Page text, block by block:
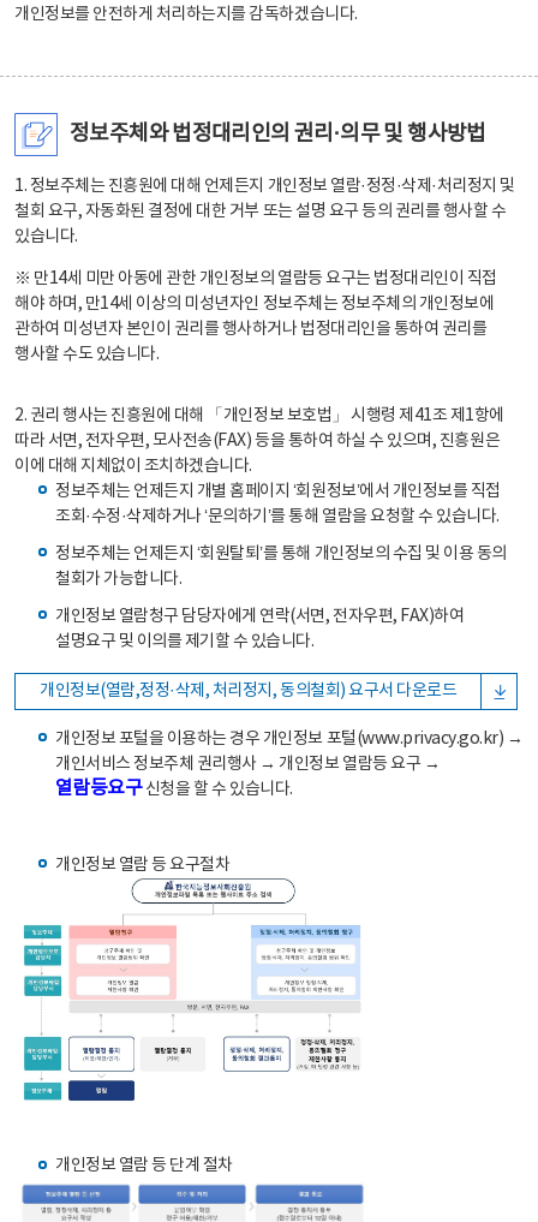
개인정보를 안전하게 처리하는지를 감독하겠습니다.
정보주체와 법정대리인의 권리·의무 및 행사방법
1. 정보주체는 진흥원에 대해 언제든지 개인정보 열람·정정·삭제·처리정지 및
철회 요구, 자동화된 결정에 대한 거부 또는 설명 요구 등의 권리를 행사할 수
있습니다.
※ 만14세 미만 아동에 관한 개인정보의 열람등 요구는 법정대리인이 직접
해야 하며, 만14세 이상의 미성년자인 정보주체는 정보주체의 개인정보에
관하여 미성년자 본인이 권리를 행사하거나 법정대리인을 통하여 권리를
행사할 수도 있습니다.
2. 권리 행사는 진흥원에 대해 「개인정보 보호법」 시행령 제41조 제1항에
따라 서면, 전자우편, 모사전송(FAX) 등을 통하여 하실 수 있으며, 진흥원은
이에 대해 지체없이 조치하겠습니다.
정보주체는 언제든지 개별 홈페이지 ‘회원정보’에서 개인정보를 직접
조회·수정·삭제하거나 ‘문의하기’를 통해 열람을 요청할 수 있습니다.
정보주체는 언제든지 ‘회원탈퇴’를 통해 개인정보의 수집 및 이용 동의
철회가 가능합니다.
개인정보 열람청구 담당자에게 연락(서면, 전자우편, FAX)하여
설명요구 및 이의를 제기할 수 있습니다.
개인정보(열람,정정·삭제, 처리정지, 동의철회) 요구서 다운로드
개인정보 포털을 이용하는 경우 개인정보 포털(www.privacy.go.kr) →
개인서비스 정보주체 권리행사 → 개인정보 열람등 요구 →
열람등요구신청을 할 수 있습니다.
개인정보 열람 등 요구절차
개인정보 열람 등 단계 절차